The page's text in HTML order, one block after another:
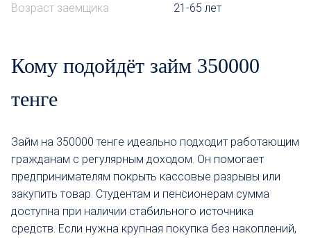
Возраст заёмщика 21-65 лет
Кому подойдёт займ 350000
тенге
Займ на 350000 тенге идеально подходит работающим
гражданам с регулярным доходом. Он помогает
предпринимателям покрыть кассовые разрывы или
закупить товар. Студентам и пенсионерам сумма
доступна при наличии стабильного источника
средств. Если нужна крупная покупка без накоплений,